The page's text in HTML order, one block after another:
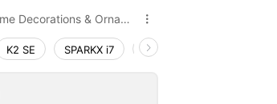
Home Decorations & Ornaments 
K2 SE SPARKX i7 Creality Hi